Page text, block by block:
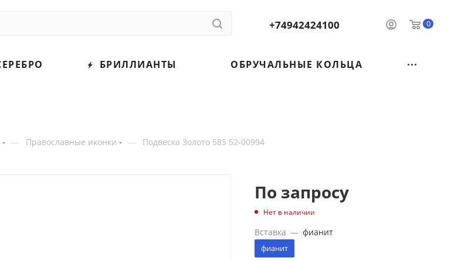
0
+74942424100
БРИЛЛИАНТЫ ОБРУЧАЛЬНЫЕ КОЛЬЦА
— Православные иконки — Подвеска Золото 585 52-00994
По запросу
Нет в наличии
Вставка — фианит
фианит